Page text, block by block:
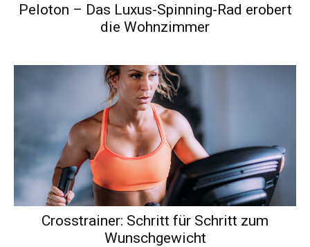
Peloton – Das Luxus-Spinning-Rad erobert
die Wohnzimmer
Crosstrainer: Schritt für Schritt zum
Wunschgewicht